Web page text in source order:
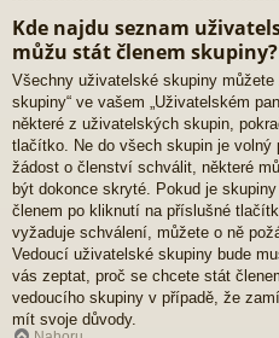
Kde najdu seznam
můžu stát členem skupiny?
Všechny uživatelské skupiny
skupiny“ ve vašem „Uživatelském
některé z uživatelských skupin,
tlačítko. Ne do všech skupin je
žádost o členství schválit, některé
být dokonce skryté. Pokud je
členem po kliknutí na příslušné
vyžaduje schválení, můžete o ně
Vedoucí uživatelské skupiny bude
vás zeptat, proč se chcete stát
vedoucího skupiny v případě, že
mít svoje důvody.